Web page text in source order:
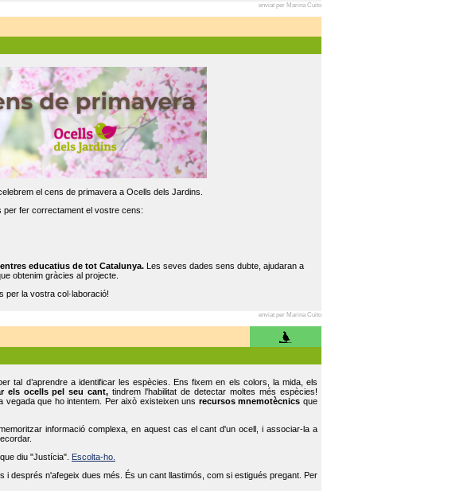
enviat per Marina Cuito
el cens de primavera a Ocells dels Jardins.
per fer correctament el vostre cens:
educatius de tot Catalunya.Les seves dades sens dubte, ajudaran a
obtenim gràcies al projecte.
per la vostra col·laboració!
enviat per Marina Cuito
tal d’aprendre a identificar les espècies. Ens fixem en els colors, la mida, els
els ocells pel seu cant, tindrem l'habilitat de detectar moltes més espècies!
que ho intentem. Per això existeixen uns recursos mnemotècnics que
informació complexa, en aquest cas el cant d'un ocell, i associar-la a
que diu "Justícia".
Escolta-ho.
després n'afegeix dues més. És un cant llastimós, com si estigués pregant. Per